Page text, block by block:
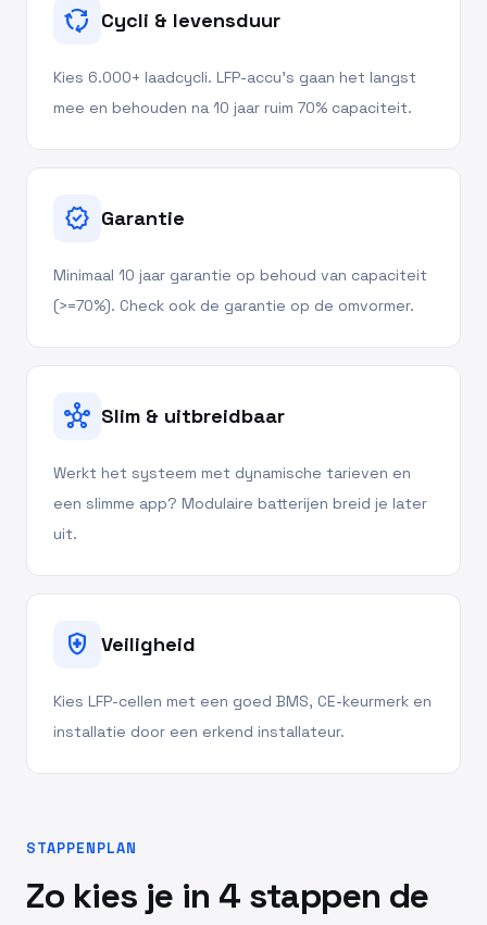
cycle Cycli & levensduur
Kies 6.000+ laadcycli. LFP-accu's gaan het langst
mee en behouden na 10 jaar ruim 70% capaciteit.
verified Garantie
Minimaal 10 jaar garantie op behoud van capaciteit
(>=70%). Check ook de garantie op de omvormer.
hub Slim & uitbreidbaar
Werkt het systeem met dynamische tarieven en
een slimme app? Modulaire batterijen breid je later
uit.
health_and_safety Veiligheid
Kies LFP-cellen met een goed BMS, CE-keurmerk en
installatie door een erkend installateur.
STAPPENPLAN
Zo kies je in 4 stappen de